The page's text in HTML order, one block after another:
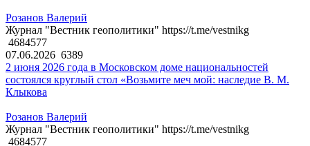
Розанов Валерий
Журнал "Вестник геополитики" https://t.me/vestnikg
4684577
07.06.2026 6389
2 июня 2026 года в Московском доме национальностей
состоялся круглый стол «Возьмите меч мой: наследие В. М.
Клыкова
Розанов Валерий
Журнал "Вестник геополитики" https://t.me/vestnikg
4684577